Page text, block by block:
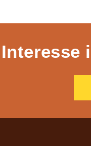
Interesse